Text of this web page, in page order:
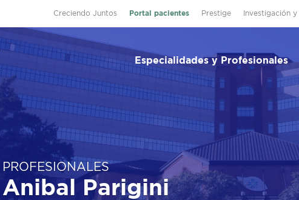
Creciendo Juntos Portal pacientes Prestige Investigación
Especialidades y Profesionales
PROFESIONALES
Anibal Parigini